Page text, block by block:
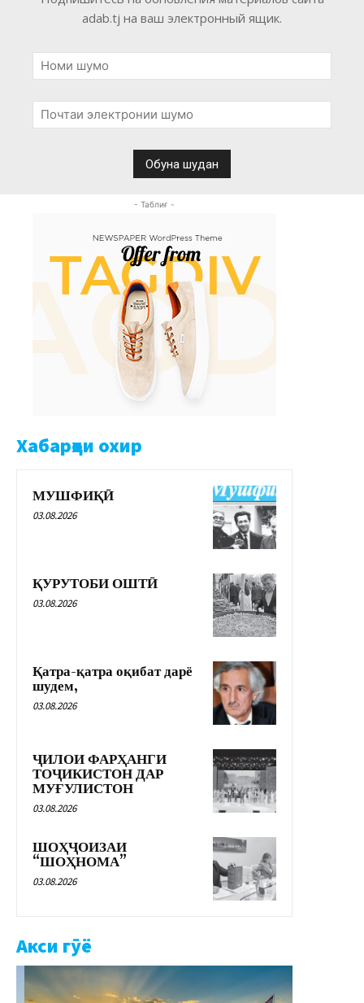
adab.tj на ваш электронный ящик.
- Таблиғ -
Хабарҳои охир
МУШФИҚӢ
03.08.2026
ҚУРУТОБИ ОШТӢ
03.08.2026
Қатра-қатра оқибат дарё
шудем,
03.08.2026
ҶИЛОИ ФАРҲАНГИ
ТОҶИКИСТОН ДАР
МУҒУЛИСТОН
03.08.2026
ШОҲҶОИЗАИ
“ШОҲНОМА”
03.08.2026
Акси гӯё